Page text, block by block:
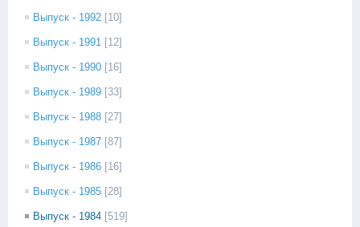
Выпуск - 1992 [10]
Выпуск - 1991 [12]
Выпуск - 1990 [16]
Выпуск - 1989 [33]
Выпуск - 1988 [27]
Выпуск - 1987 [87]
Выпуск - 1986 [16]
Выпуск - 1985 [28]
Выпуск - 1984 [519]